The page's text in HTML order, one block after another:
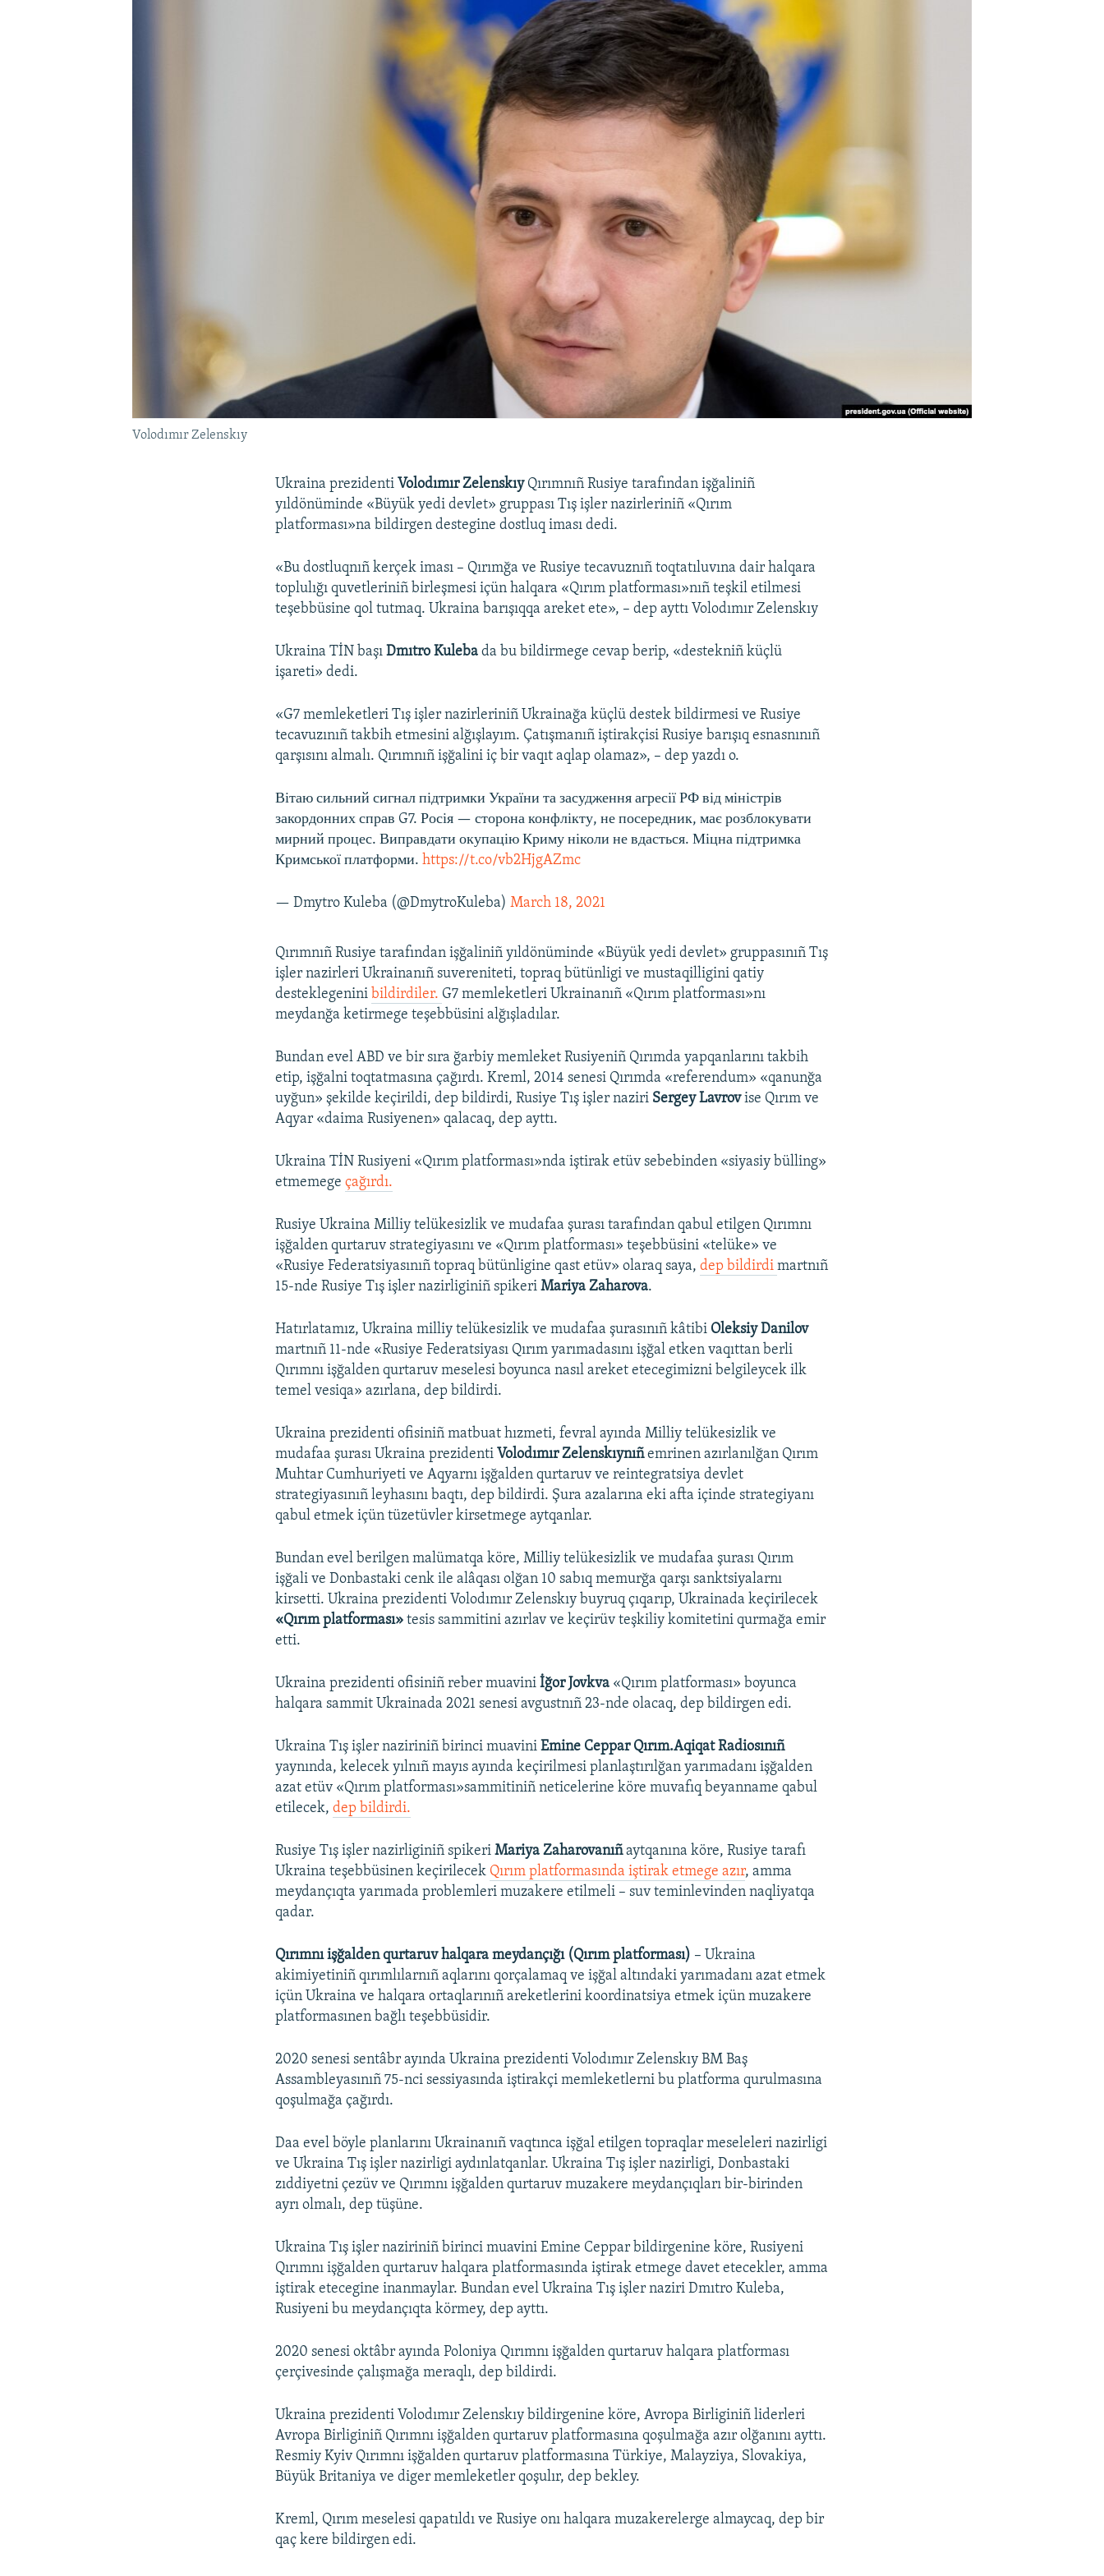
Volodımır Zelenskıy
Ukraina prezidenti Volodımır Zelenskıy Qırımnıñ Rusiye tarafından işğaliniñ
yıldönüminde «Büyük yedi devlet» gruppası Tış işler nazirleriniñ «Qırım
platforması»na bildirgen destegine dostluq iması dedi.
«Bu dostluqnıñ kerçek iması – Qırımğa ve Rusiye tecavuznıñ toqtatıluvına dair halqara
toplulığı quvetleriniñ birleşmesi içün halqara «Qırım platforması»nıñ teşkil etilmesi
teşebbüsine qol tutmaq. Ukraina barışıqqa areket ete», – dep ayttı Volodımır Zelenskıy
Ukraina TİN başıDmıtro Kulebada bu bildirmege cevap berip, «destekniñ küçlü
işareti» dedi.
«G7 memleketleri Tış işler nazirleriniñ Ukrainağa küçlü destek bildirmesi ve Rusiye
tecavuzınıñ takbih etmesini alğışlayım. Çatışmanıñ iştirakçisi Rusiye barışıq esnasnınıñ
qarşısını almalı. Qırımnıñ işğalini iç bir vaqıt aqlap olamaz», – dep yazdı o.
Вітаю сильний сигнал підтримки України та засудження агресії РФ від міністрів
закордонних справ G7. Росія — сторона конфлікту, не посередник, має розблокувати
мирний процес. Виправдати окупацію Криму ніколи не вдасться. Міцна підтримка
Кримської платформи.https://t.co/vb2HjgAZmc
— Dmytro Kuleba (@DmytroKuleba)March 18, 2021
Qırımnıñ Rusiye tarafından işğaliniñ yıldönüminde «Büyük yedi devlet» gruppasınıñ Tış
işler nazirleri Ukrainanıñ suvereniteti, topraq bütünligi ve mustaqilligini qatiy
desteklegenini bildirdiler. G7 memleketleri Ukrainanıñ «Qırım platforması»nı
meydanğa ketirmege teşebbüsini alğışladılar.
Bundan evel ABD ve bir sıra ğarbiy memleket Rusiyeniñ Qırımda yapqanlarını takbih
etip, işğalni toqtatmasına çağırdı. Kreml, 2014 senesi Qırımda «referendum» «qanunğa
uyğun» şekilde keçirildi, dep bildirdi, Rusiye Tış işler naziri Sergey Lavrovise Qırım ve
Aqyar «daima Rusiyenen» qalacaq, dep ayttı.​
Ukraina TİN Rusiyeni «Qırım platforması»nda iştirak etüv sebebinden «siyasiy bülling»
etmemegeçağırdı.
Rusiye Ukraina Milliy telükesizlik ve mudafaa şurası tarafından qabul etilgen Qırımnı
işğalden qurtaruv strategiyasını ve «Qırım platforması» teşebbüsini «telüke» ve
«Rusiye Federatsiyasınıñ topraq bütünligine qast etüv» olaraq saya,dep bildirdimartnıñ
15-nde Rusiye Tış işler nazirliginiñ spikeriMariya Zaharova.
Hatırlatamız, Ukraina milliy telükesizlik ve mudafaa şurasınıñ kâtibi Oleksiy Danilov
martnıñ 11-nde «Rusiye Federatsiyası Qırım yarımadasını işğal etken vaqıttan berli
Qırımnı işğalden qurtaruv meselesi boyunca nasıl areket etecegimizni belgileycek ilk
temel vesiqa» azırlana, dep bildirdi.
Ukraina prezidenti ofisiniñ matbuat hızmeti, fevral ayında Milliy telükesizlik ve
mudafaa şurası Ukraina prezidenti Volodımır Zelenskıynıñemrinen azırlanılğan Qırım
Muhtar Cumhuriyeti ve Aqyarnı işğalden qurtaruv ve reintegratsiya devlet
strategiyasınıñ leyhasını baqtı, dep bildirdi. Şura azalarına eki afta içinde strategiyanı
qabul etmek içün tüzetüvler kirsetmege aytqanlar.
Bundan evel berilgen malümatqa köre, Milliy telükesizlik ve mudafaa şurası Qırım
işğali ve Donbastaki cenk ile alâqası olğan 10 sabıq memurğa qarşı sanktsiyalarnı
kirsetti. Ukraina prezidenti Volodımır Zelenskıy buyruq çıqarıp, Ukrainada keçirilecek
«Qırım platforması»tesis sammitini azırlav ve keçirüv teşkiliy komitetini qurmağa emir
etti.
Ukraina prezidenti ofisiniñ reber muavini İğor Jovkva «Qırım platforması» boyunca
halqara sammit Ukrainada 2021 senesi avgustnıñ 23-nde olacaq, dep bildirgen edi.
Ukraina Tış işler naziriniñ birinci muaviniEmine Ceppar Qırım.Aqiqat Radiosınıñ
yaynında, kelecek yılnıñ mayıs ayında keçirilmesi planlaştırılğan yarımadanı işğalden
azat etüv «Qırım platforması»sammitiniñ neticelerine köre muvafıq beyanname qabul
etilecek,dep bildirdi.
Rusiye Tış işler nazirliginiñ spikeriMariya Zaharovanıñaytqanına köre, Rusiye tarafı
Ukraina teşebbüsinen keçirilecek Qırım platformasında iştirak etmege azır, amma
meydançıqta yarımada problemleri muzakere etilmeli – suv teminlevinden naqliyatqa
qadar.
Qırımnı işğalden qurtaruv halqara meydançığı (Qırım platforması) – Ukraina
akimiyetiniñ qırımlılarnıñ aqlarını qorçalamaq ve işğal altındaki yarımadanı azat etmek
içün Ukraina ve halqara ortaqlarınıñ areketlerini koordinatsiya etmek içün muzakere
platformasınen bağlı teşebbüsidir.
2020 senesi sentâbr ayında Ukraina prezidenti Volodımır Zelenskıy BM Baş
Assambleyasınıñ 75-nci sessiyasında iştirakçi memleketlerni bu platforma qurulmasına
qoşulmağa çağırdı.
Daa evel böyle planlarını Ukrainanıñ vaqtınca işğal etilgen topraqlar meseleleri nazirligi
ve Ukraina Tış işler nazirligi aydınlatqanlar. Ukraina Tış işler nazirligi, Donbastaki
zıddiyetni çezüv ve Qırımnı işğalden qurtaruv muzakere meydançıqları bir-birinden
ayrı olmalı, dep tüşüne.
Ukraina Tış işler naziriniñ birinci muavini Emine Ceppar bildirgenine köre, Rusiyeni
Qırımnı işğalden qurtaruv halqara platformasında iştirak etmege davet etecekler, amma
iştirak etecegine inanmaylar. Bundan evel Ukraina Tış işler naziri Dmıtro Kuleba,
Rusiyeni bu meydançıqta körmey, dep ayttı.
2020 senesi oktâbr ayında Poloniya Qırımnı işğalden qurtaruv halqara platforması
çerçivesinde çalışmağa meraqlı, dep bildirdi.
Ukraina prezidenti Volodımır Zelenskıy bildirgenine köre, Avropa Birliginiñ liderleri
Avropa Birliginiñ Qırımnı işğalden qurtaruv platformasına qoşulmağa azır olğanını ayttı.
Resmiy Kyiv Qırımnı işğalden qurtaruv platformasına Türkiye, Malayziya, Slovakiya,
Büyük Britaniya ve diger memleketler qoşulır, dep bekley.
Kreml, Qırım meselesi qapatıldı ve Rusiye onı halqara muzakerelerge almaycaq, dep bir
qaç kere bildirgen edi.